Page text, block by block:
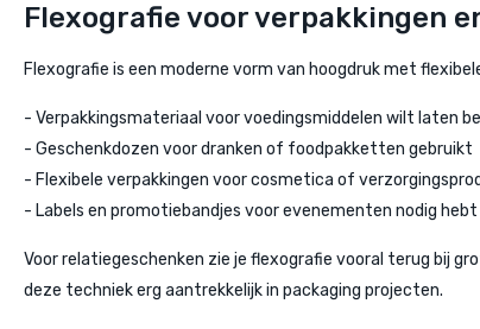
Flexografie voor verpakkingen
Flexografie is een moderne vorm van hoogdruk met
- Verpakkingsmateriaal voor voedingsmiddelen wilt laten
- Geschenkdozen voor dranken of foodpakketten gebruikt
- Flexibele verpakkingen voor cosmetica of
- Labels en promotiebandjes voor evenementen nodig hebt
Voor relatiegeschenken zie je flexografie vooral terug bij
deze techniek erg aantrekkelijk in packaging projecten.